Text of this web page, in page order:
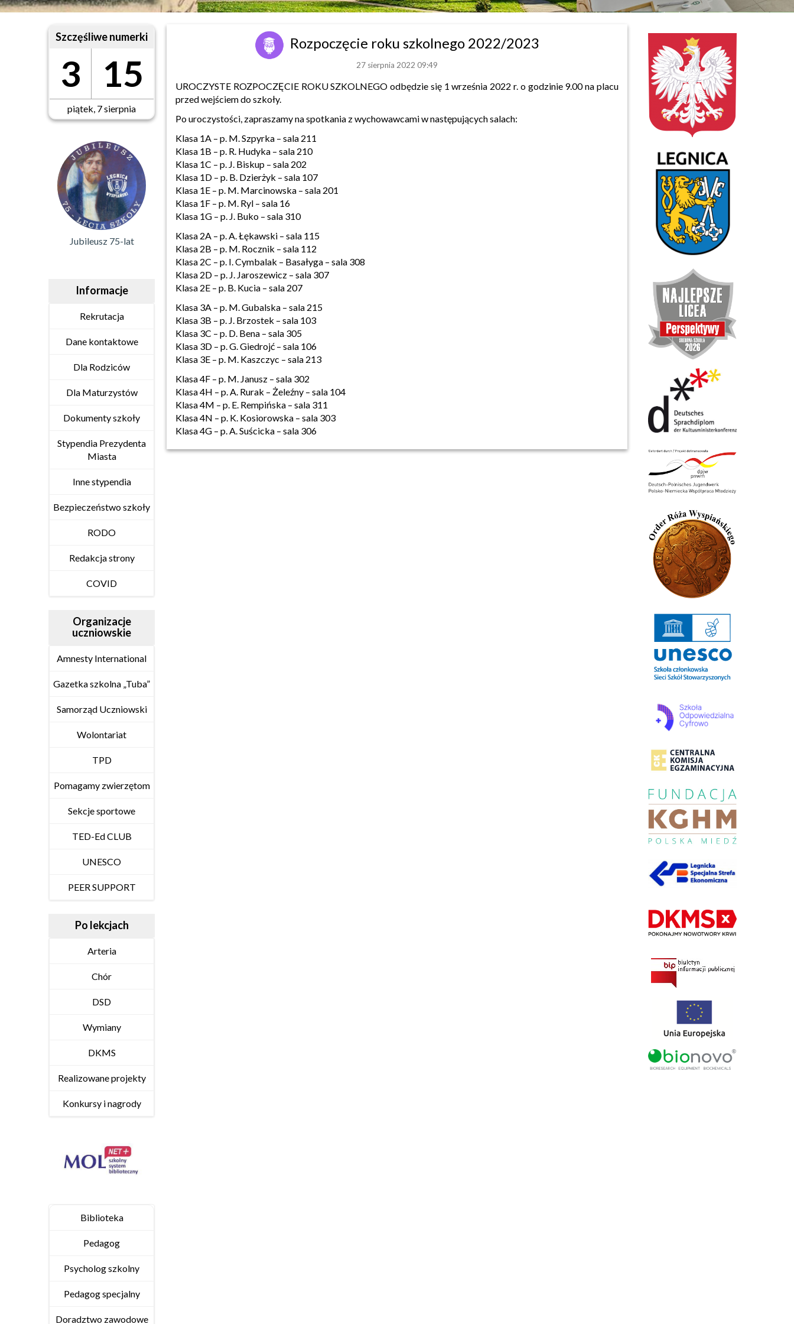
Szczęśliwe numerki
3 15
piątek, 7 sierpnia
Jubileusz 75-lat
Informacje
Rekrutacja
Dane kontaktowe
Dla Rodziców
Dla Maturzystów
Dokumenty szkoły
Stypendia Prezydenta
Miasta
Inne stypendia
Bezpieczeństwo szkoły
RODO
Redakcja strony
COVID
Organizacje
uczniowskie
Amnesty International
Gazetka szkolna „Tuba”
Samorząd Uczniowski
Wolontariat
TPD
Pomagamy zwierzętom
Sekcje sportowe
TED-Ed CLUB
UNESCO
PEER SUPPORT
Po lekcjach
Arteria
Chór
DSD
Wymiany
DKMS
Realizowane projekty
Konkursy i nagrody
Biblioteka
Pedagog
Psycholog szkolny
Pedagog specjalny
Doradztwo zawodowe
Rozpoczęcie roku szkolnego 2022/2023
27 sierpnia 2022 09:49
UROCZYSTE ROZPOCZĘCIE ROKU SZKOLNEGO odbędzie się 1 września 2022 r. o godzinie 9.00 na placu
przed wejściem do szkoły.
Po uroczystości, zapraszamy na spotkania z wychowawcami w następujących salach:
Klasa 1A – p. M. Szpyrka – sala 211
Klasa 1B – p. R. Hudyka – sala 210
Klasa 1C – p. J. Biskup – sala 202
Klasa 1D – p. B. Dzierżyk – sala 107
Klasa 1E – p. M. Marcinowska – sala 201
Klasa 1F – p. M. Ryl – sala 16
Klasa 1G – p. J. Buko – sala 310
Klasa 2A – p. A. Łękawski – sala 115
Klasa 2B – p. M. Rocznik – sala 112
Klasa 2C – p. I. Cymbalak – Basałyga – sala 308
Klasa 2D – p. J. Jaroszewicz – sala 307
Klasa 2E – p. B. Kucia – sala 207
Klasa 3A – p. M. Gubalska – sala 215
Klasa 3B – p. J. Brzostek – sala 103
Klasa 3C – p. D. Bena – sala 305
Klasa 3D – p. G. Giedrojć – sala 106
Klasa 3E – p. M. Kaszczyc – sala 213
Klasa 4F – p. M. Janusz – sala 302
Klasa 4H – p. A. Rurak – Żeleźny – sala 104
Klasa 4M – p. E. Rempińska – sala 311
Klasa 4N – p. K. Kosiorowska – sala 303
Klasa 4G – p. A. Suścicka – sala 306